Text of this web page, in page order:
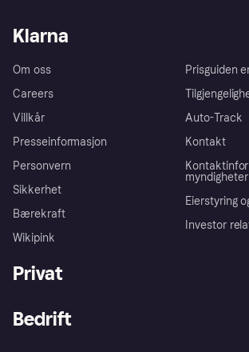
Klarna
Om oss
Careers
Villkår
Presseinformasjon
Personvern
Sikkerhet
Bærekraft
Wikipink
Prisguiden
Auto-Track
Kontakt
myndigheter
Eierstyring
Investor
Privat
Bedrift